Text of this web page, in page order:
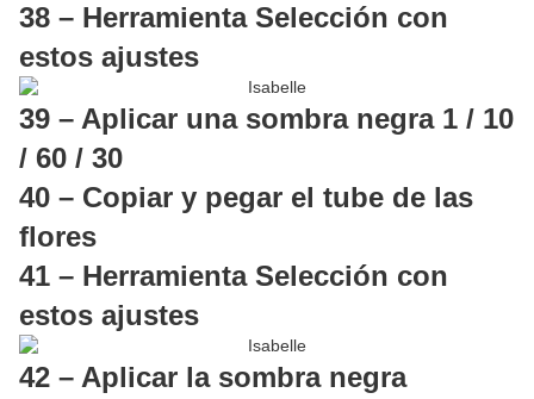
38 – Herramienta Selección con
estos ajustes
39 – Aplicar una sombra negra 1 / 10
/ 60 / 30
40 – Copiar y pegar el tube de las
flores
41 – Herramienta Selección con
estos ajustes
42 – Aplicar la sombra negra